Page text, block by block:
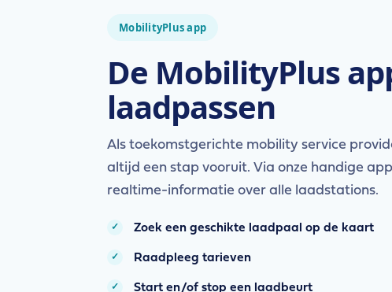
MobilityPlus app
De MobilityPlus
laadpassen
Als toekomstgerichte mobility service
altijd een stap vooruit. Via onze handige
realtime-informatie over alle laadstations.
Zoek een geschikte laadpaal op de kaart
Raadpleeg tarieven
Start en/of stop een laadbeurt